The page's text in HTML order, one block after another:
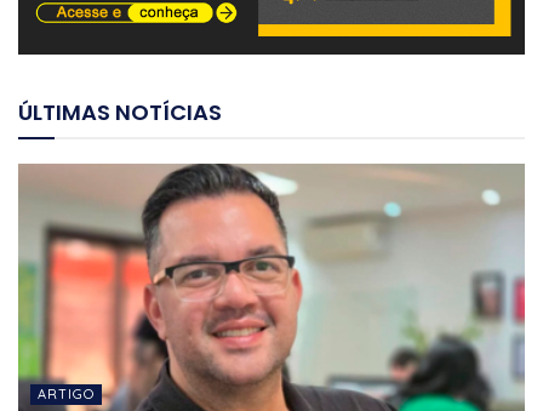
ÚLTIMAS NOTÍCIAS
ARTIGO